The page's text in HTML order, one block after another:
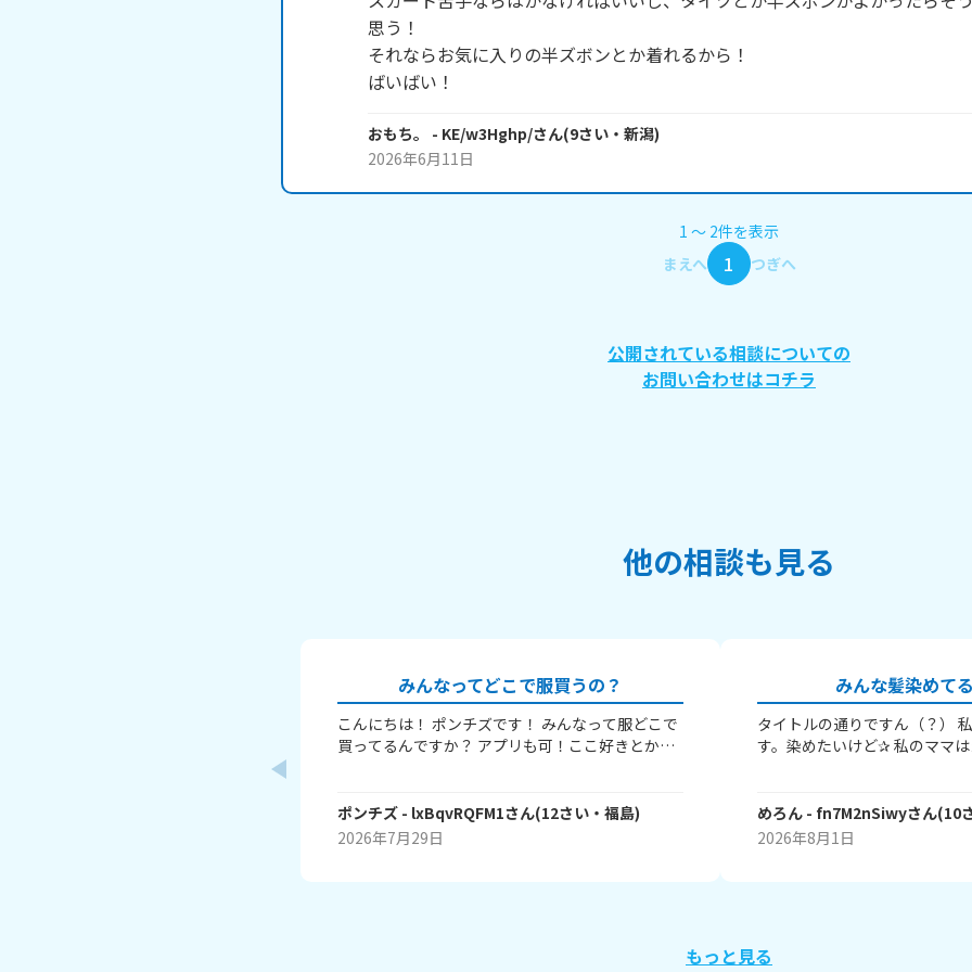
思う！
それならお気に入りの半ズボンとか着れるから！
ばいばい！
おもち。 - KE/w3Hghp/さん(9さい・ 新潟)
2026年6月11日
1 〜 2件を表示
まえへ
1 つぎへ
公開されている相談についての
お問い合わせはコチラ
他の相談も見る
みんなってどこで服買うの？
こんにちは！ ポンチズです！ みんなって服どこで
買ってるんですか？ アプリも可！ここ好きとか、
ポンチズ - lxBqvRQFM1さん(12さい・ 福島)
2026年7月29日
みんな髪染めて
タイトルの通りですん（？）
す。染めたいけど✰ 私のママ
たい？ 何色が良い？？？？ 私
とか メッシュ，毛先とか染め
めろん - fn7M2nSiwyさん(10
2026年8月1日
もっと見る